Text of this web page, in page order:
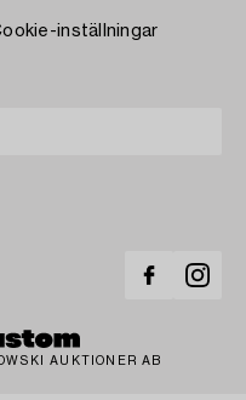
inställningar
AUKTIONER AB